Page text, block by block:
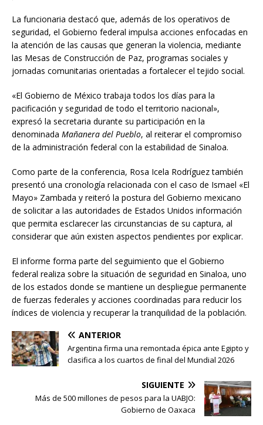
La funcionaria destacó que, además de los operativos de
seguridad, el Gobierno federal impulsa acciones enfocadas en
la atención de las causas que generan la violencia, mediante
las Mesas de Construcción de Paz, programas sociales y
jornadas comunitarias orientadas a fortalecer el tejido social.
«El Gobierno de México trabaja todos los días para la
pacificación y seguridad de todo el territorio nacional»,
expresó la secretaria durante su participación en la
denominada Mañanera del Pueblo, al reiterar el compromiso
de la administración federal con la estabilidad de Sinaloa.
Como parte de la conferencia, Rosa Icela Rodríguez también
presentó una cronología relacionada con el caso de Ismael «El
Mayo» Zambada y reiteró la postura del Gobierno mexicano
de solicitar a las autoridades de Estados Unidos información
que permita esclarecer las circunstancias de su captura, al
considerar que aún existen aspectos pendientes por explicar.
El informe forma parte del seguimiento que el Gobierno
federal realiza sobre la situación de seguridad en Sinaloa, uno
de los estados donde se mantiene un despliegue permanente
de fuerzas federales y acciones coordinadas para reducir los
índices de violencia y recuperar la tranquilidad de la población.
ANTERIOR
Argentina firma una remontada épica ante Egipto y
clasifica a los cuartos de final del Mundial 2026
SIGUIENTE
Más de 500 millones de pesos para la UABJO:
Gobierno de Oaxaca